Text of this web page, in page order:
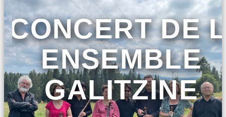
CONCERT DE
ENSEMBLE
GALITZINE